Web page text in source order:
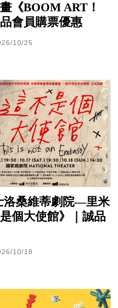
《BOOM ART！
會員購票優惠
10/25
洛桑維蒂劇院—里米
個大使館》｜誠品
10/18